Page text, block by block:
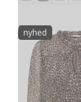
CarDitsy
-
Chiffonbluse
med
Print
nyhed